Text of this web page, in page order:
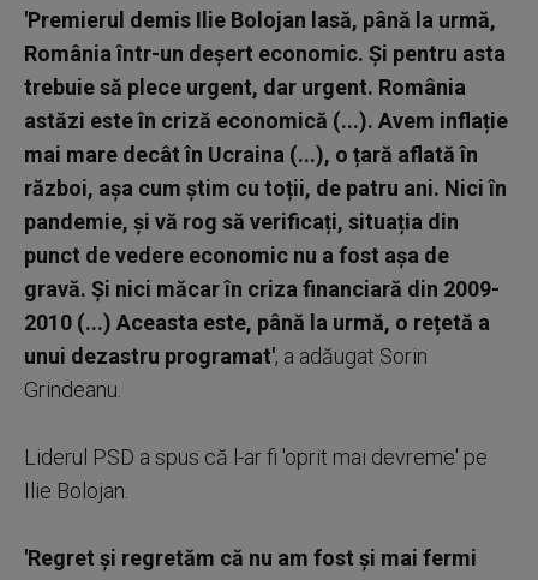
'Premierul demis Ilie Bolojan lasă, până la urmă,
România într-un deșert economic. Și pentru asta
trebuie să plece urgent, dar urgent. România
astăzi este în criză economică (...). Avem inflație
mai mare decât în Ucraina (...), o țară aflată în
război, așa cum știm cu toții, de patru ani. Nici în
pandemie, și vă rog să verificați, situația din
punct de vedere economic nu a fost așa de
gravă. Și nici măcar în criza financiară din 2009-
2010 (...) Aceasta este, până la urmă, o rețetă a
unui dezastru programat', a adăugat Sorin
Grindeanu.
Liderul PSD a spus că l-ar fi 'oprit mai devreme' pe
Ilie Bolojan.
'Regret și regretăm că nu am fost și mai fermi